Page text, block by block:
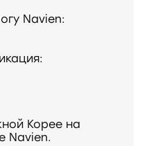
Navien:
Корее на
Navien.